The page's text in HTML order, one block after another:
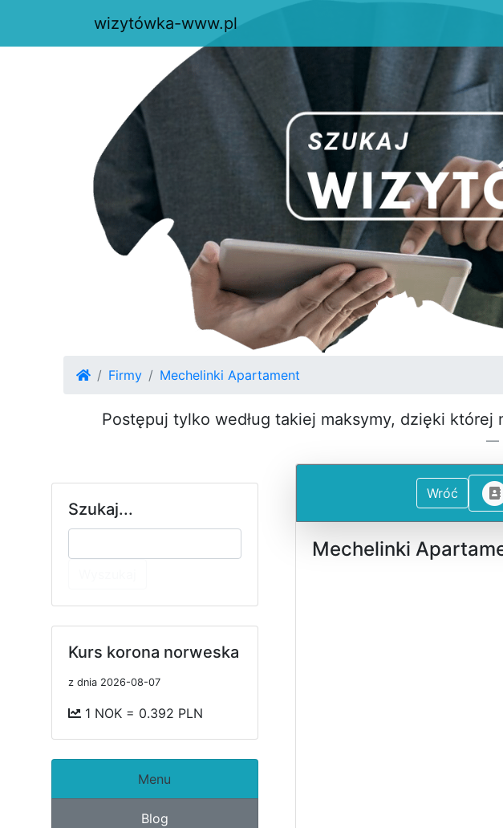
Firmy Mechelinki Apartament
Postępuj tylko według takiej maksymy, dzięki
wizytówka-www.pl
Szukaj...
Kurs korona norweska
z dnia 2026-08-07
1 NOK = 0.392 PLN
Menu
Blog
Wróć
Mechelinki